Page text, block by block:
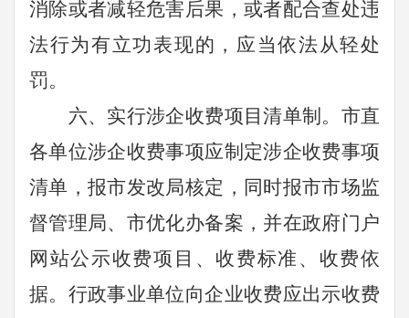
消除或者减轻危害后果，或者配合查处违
法行为有立功表现的，应当依法从轻处
罚。
六、实行涉企收费项目清单制。 市直
各单位涉企收费事项应制定涉企收费事项
清单，报市发改局核定，同时报市市场监
督管理局、市优化办备案，并在政府门户
网站公示收费项目、收费标准、收费依
据。行政事业单位向企业收费应出示收费